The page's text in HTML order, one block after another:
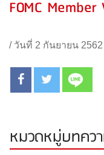
FOMC
/ วันที่ 2 กันยายน 2562
หมวดหมู่บทคว